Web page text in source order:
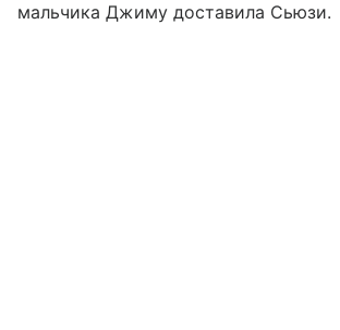
мальчика Джиму доставила Сьюзи.